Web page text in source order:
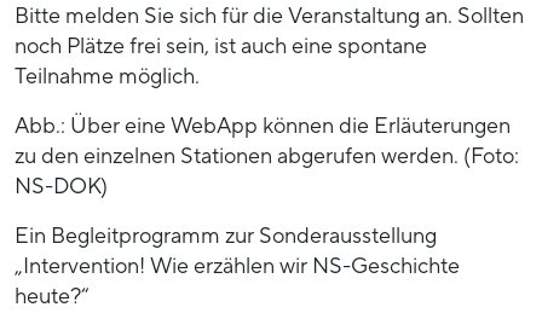
Bitte melden Sie sich für die Veranstaltung an. Sollten
noch Plätze frei sein, ist auch eine spontane
Teilnahme möglich.
Abb.: Über eine WebApp können die Erläuterungen
zu den einzelnen Stationen abgerufen werden. (Foto:
NS-DOK)
Ein Begleitprogramm zur Sonderausstellung
„Intervention! Wie erzählen wir NS-Geschichte
heute?“